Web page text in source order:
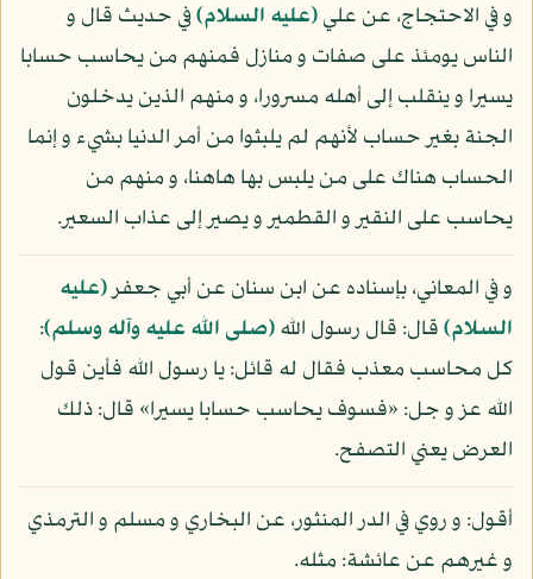
و في الاحتجاج، عن علي(عليه السلام)في حديث قال و
الناس يومئذ على صفات و منازل فمنهم من يحاسب حسابا
يسيرا و ينقلب إلى أهله مسرورا، و منهم الذين يدخلون
الجنة بغير حساب لأنهم لم يلبثوا من أمر الدنيا بشيء و إنما
الحساب هناك على من يلبس بها هاهنا، و منهم من
يحاسب على النقير و القطمير و يصير إلى عذاب السعير.
و في المعاني، بإسناده عن ابن سنان عن أبي جعفر(عليه
السلام)قال: قال رسول الله(صلى الله عليه وآله وسلم):
كل محاسب معذب فقال له قائل: يا رسول الله فأين قول
الله عز و جل: «فسوف يحاسب حسابا يسيرا» قال: ذلك
العرض يعني التصفح.
أقول: و روي في الدر المنثور، عن البخاري و مسلم و الترمذي
و غيرهم عن عائشة: مثله.